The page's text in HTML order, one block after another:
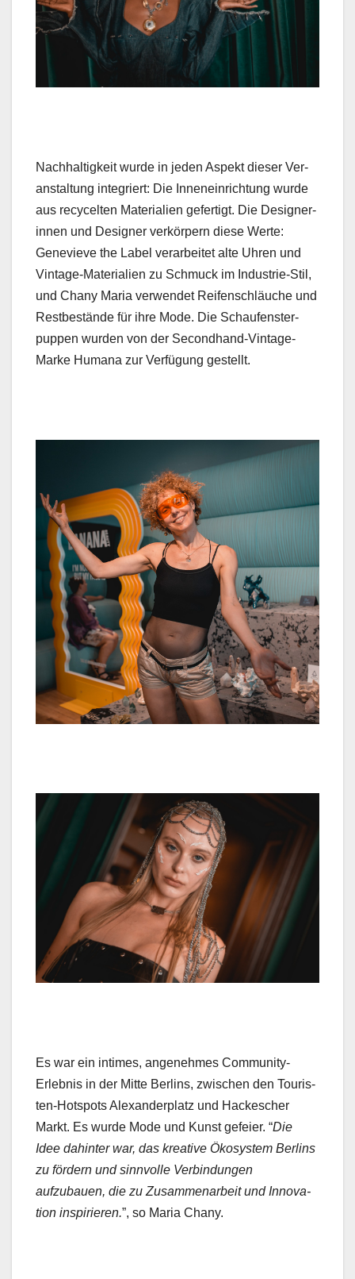
Nach­haltigkeit wurde in jeden Aspekt dieser Ver­
anstal­tung inte­gri­ert: Die Innenein­rich­tung wurde
aus recycel­ten Mate­ri­alien gefer­tigt. Die Designer­
in­nen und Design­er verkör­pern diese Werte:
Genevieve the Label ver­ar­beit­et alte Uhren und
Vin­tage-Mate­ri­alien zu Schmuck im Indus­trie-Stil,
und Chany Maria ver­wen­det Reifen­schläuche und
Rest­bestände für ihre Mode. Die Schaufen­ster­
pup­pen wur­den von der Sec­ond­hand-Vin­tage-
Marke Humana zur Ver­fü­gung gestellt.
Es war ein intimes, angenehmes Com­mu­ni­ty-
Erleb­nis in der Mitte Berlins, zwis­chen den Touris­
ten-Hotspots Alexan­der­platz und Hack­esch­er
Markt. Es wurde Mode und Kun­st gefeier. “Die
Idee dahin­ter war, das kreative Ökosys­tem Berlins
zu fördern und sin­nvolle Verbindun­gen
aufzubauen, die zu Zusam­me­nar­beit und Inno­va­
tion inspiri­eren.”, so Maria Chany.